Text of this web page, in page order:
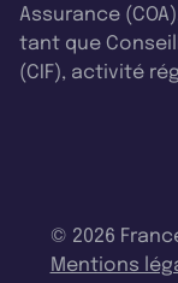
Assurance
tant que
(CIF), activité
© 2026
Mentions